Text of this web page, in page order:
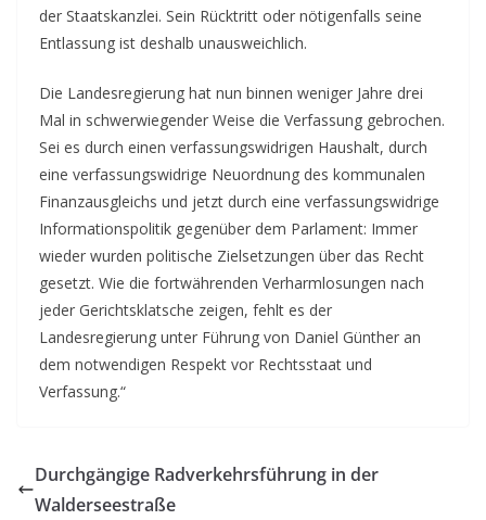
der Staatskanzlei. Sein Rücktritt oder nötigenfalls seine
Entlassung ist deshalb unausweichlich.
Die Landesregierung hat nun binnen weniger Jahre drei
Mal in schwerwiegender Weise die Verfassung gebrochen.
Sei es durch einen verfassungswidrigen Haushalt, durch
eine verfassungswidrige Neuordnung des kommunalen
Finanzausgleichs und jetzt durch eine verfassungswidrige
Informationspolitik gegenüber dem Parlament: Immer
wieder wurden politische Zielsetzungen über das Recht
gesetzt. Wie die fortwährenden Verharmlosungen nach
jeder Gerichtsklatsche zeigen, fehlt es der
Landesregierung unter Führung von Daniel Günther an
dem notwendigen Respekt vor Rechtsstaat und
Verfassung.“
Durchgängige Radverkehrsführung in der
Walderseestraße